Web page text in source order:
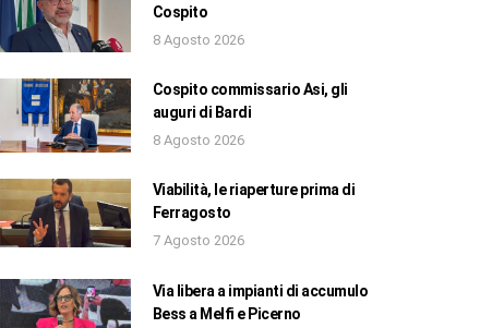
Cospito
8 Agosto 2026
Cospito commissario Asi, gli
auguri di Bardi
8 Agosto 2026
Viabilità, le riaperture prima di
Ferragosto
7 Agosto 2026
Via libera a impianti di accumulo
Bess a Melfi e Picerno